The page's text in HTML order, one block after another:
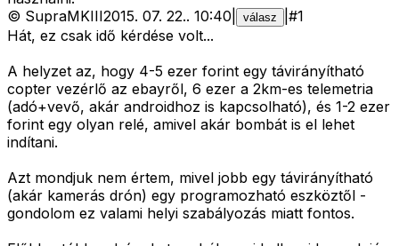
© SupraMKIII2015. 07. 22.. 10:40 válasz #1
Hát, ez csak idő kérdése volt...
A helyzet az, hogy 4-5 ezer forint egy távirányítható
copter vezérlő az ebayről, 6 ezer a 2km-es telemetria
(adó+vevő, akár androidhoz is kapcsolható), és 1-2 ezer
forint egy olyan relé, amivel akár bombát is el lehet
indítani.
Azt mondjuk nem értem, mivel jobb egy távirányítható
(akár kamerás drón) egy programozható eszköztől -
gondolom ez valami helyi szabályozás miatt fontos.